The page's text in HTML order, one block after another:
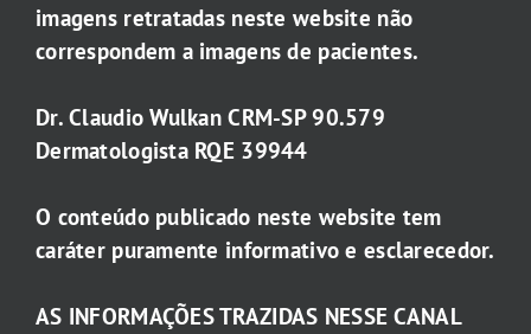
imagens retratadas neste website não
correspondem a imagens de pacientes.
Dr. Claudio Wulkan CRM-SP 90.579
Dermatologista RQE 39944
O conteúdo publicado neste website tem
caráter puramente informativo e esclarecedor.
AS INFORMAÇÕES TRAZIDAS NESSE CANAL